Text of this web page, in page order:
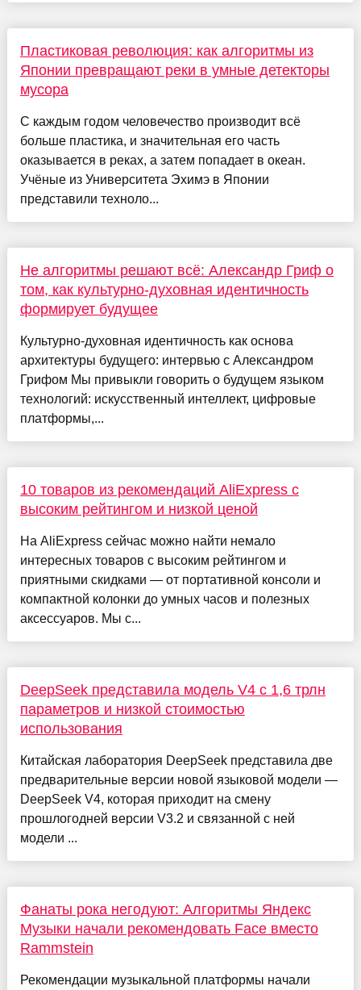
Пластиковая революция: как алгоритмы из
Японии превращают реки в умные детекторы
мусора
С каждым годом человечество производит всё
больше пластика, и значительная его часть
оказывается в реках, а затем попадает в океан.
Учёные из Университета Эхимэ в Японии
представили техноло...
Не алгоритмы решают всё: Александр Гриф о
том, как культурно-духовная идентичность
формирует будущее
Культурно-духовная идентичность как основа
архитектуры будущего: интервью с Александром
Грифом Мы привыкли говорить о будущем языком
технологий: искусственный интеллект, цифровые
платформы,...
10 товаров из рекомендаций AliExpress с
высоким рейтингом и низкой ценой
На AliExpress сейчас можно найти немало
интересных товаров с высоким рейтингом и
приятными скидками — от портативной консоли и
компактной колонки до умных часов и полезных
аксессуаров. Мы с...
DeepSeek представила модель V4 с 1,6 трлн
параметров и низкой стоимостью
использования
Китайская лаборатория DeepSeek представила две
предварительные версии новой языковой модели —
DeepSeek V4, которая приходит на смену
прошлогодней версии V3.2 и связанной с ней
модели ...
Фанаты рока негодуют: Алгоритмы Яндекс
Музыки начали рекомендовать Face вместо
Rammstein
Рекомендации музыкальной платформы начали